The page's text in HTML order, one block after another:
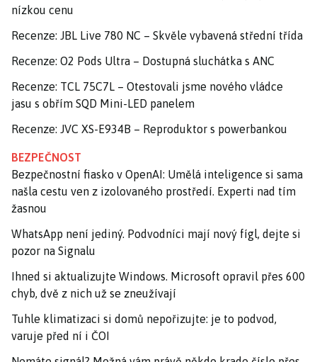
nízkou cenu
Recenze: JBL Live 780 NC – Skvěle vybavená střední třída
Recenze: O2 Pods Ultra – Dostupná sluchátka s ANC
Recenze: TCL 75C7L – Otestovali jsme nového vládce
jasu s obřím SQD Mini-LED panelem
Recenze: JVC XS-E934B – Reproduktor s powerbankou
BEZPEČNOST
Bezpečnostní fiasko v OpenAI: Umělá inteligence si sama
našla cestu ven z izolovaného prostředí. Experti nad tím
žasnou
WhatsApp není jediný. Podvodníci mají nový fígl, dejte si
pozor na Signalu
Ihned si aktualizujte Windows. Microsoft opravil přes 600
chyb, dvě z nich už se zneužívají
Tuhle klimatizaci si domů nepořizujte: je to podvod,
varuje před ní i ČOI